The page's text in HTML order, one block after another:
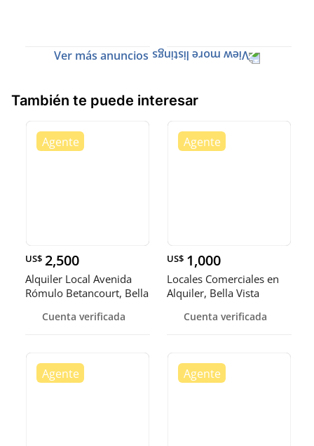
Ver más anuncios
También te puede interesar
US$ 2,500
Alquiler Local Avenida
Rómulo Betancourt, Bella
Cuenta verificada
US$ 1,000
Locales Comerciales en
Alquiler, Bella Vista
Cuenta verificada